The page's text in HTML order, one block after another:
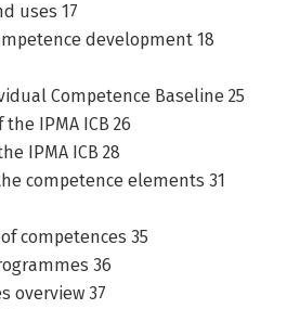
uses 17
development 18
Competence Baseline 25
the IPMA ICB 26
IPMA ICB 28
competence elements 31
competences 35
36
overview 37